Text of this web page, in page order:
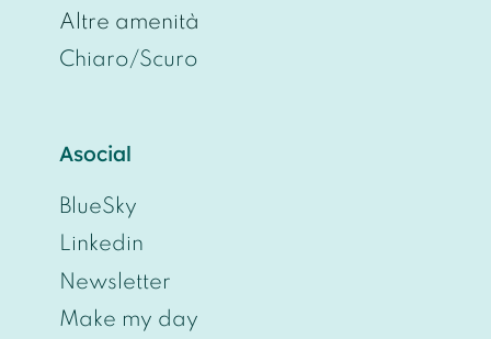
Altre amenità
Chiaro/Scuro
Asocial
BlueSky
Linkedin
Newsletter
Make my day